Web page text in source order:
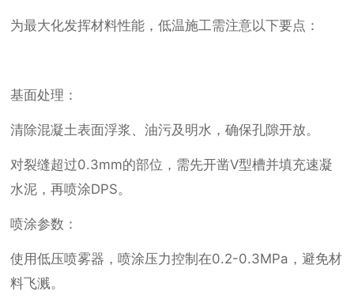
为最大化发挥材料性能，低温施工需注意以下要点：
基面处理：
清除混凝土表面浮浆、油污及明水，确保孔隙开放。
对裂缝超过0.3mm的部位，需先开凿V型槽并填充速凝
水泥，再喷涂DPS。
喷涂参数：
使用低压喷雾器，喷涂压力控制在0.2-0.3MPa，避免材
料飞溅。